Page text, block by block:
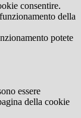
consentire.
della
potete
essere
della cookie